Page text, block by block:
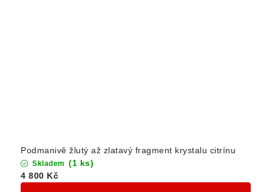
Podmanivě žlutý až zlatavý fragment krystalu citrínu
Skladem (1 ks)
4 800 Kč